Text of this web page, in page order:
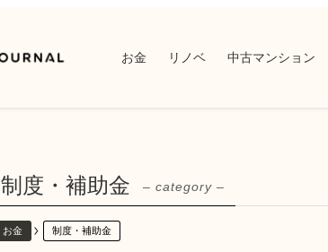
お金 リノベ 中古マンション
制度・補助金 – category –
お金 制度・補助金